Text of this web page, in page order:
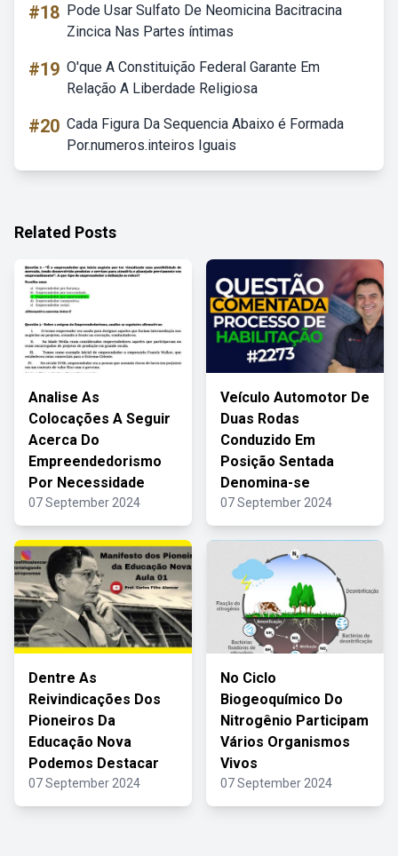
#18 Pode Usar Sulfato De Neomicina Bacitracina
Zincica Nas Partes íntimas
#19 O'que A Constituição Federal Garante Em
Relação A Liberdade Religiosa
#20 Cada Figura Da Sequencia Abaixo é Formada
Por.numeros.inteiros Iguais
Related Posts
Analise As
Colocações A Seguir
Acerca Do
Empreendedorismo
Por Necessidade
07 September 2024
Veículo Automotor De
Duas Rodas
Conduzido Em
Posição Sentada
Denomina-se
07 September 2024
Dentre As
Reivindicações Dos
Pioneiros Da
Educação Nova
Podemos Destacar
07 September 2024
No Ciclo
Biogeoquímico Do
Nitrogênio Participam
Vários Organismos
Vivos
07 September 2024